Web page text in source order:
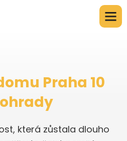
Praha 10
která zůstala dlouho